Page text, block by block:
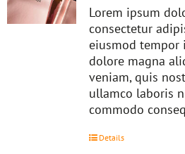
Lorem ipsum
consectetur
eiusmod
dolore magna
veniam, quis
ullamco laboris
commodo
Details